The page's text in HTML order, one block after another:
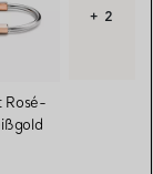
Rosé-
+ 2